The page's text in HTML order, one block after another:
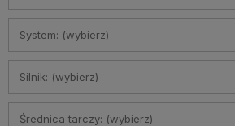
System: (wybierz)
Silnik: (wybierz)
Średnica tarczy: (wybierz)